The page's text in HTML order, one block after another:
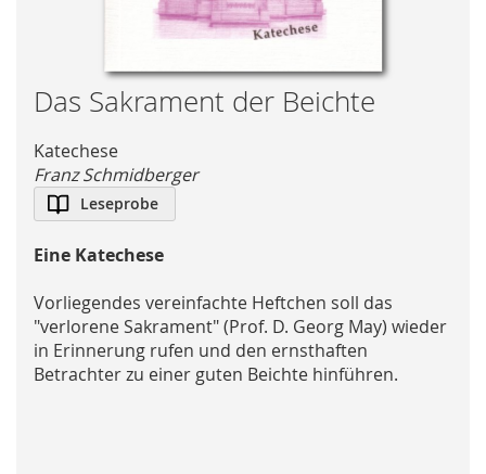
Skip
to
the
beginning
of
the
gallery
Das Sakrament der Beichte
Katechese
Franz Schmidberger
Leseprobe
Eine Katechese
Vorliegendes vereinfachte Heftchen soll das
"verlorene Sakrament" (Prof. D. Georg May) wieder
in Erinnerung rufen und den ernsthaften
Betrachter zu einer guten Beichte hinführen.